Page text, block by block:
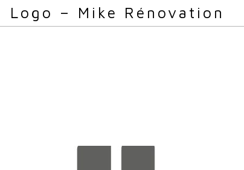
Logo – Mike Rénovation